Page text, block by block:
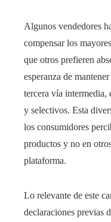
Algunos vendedores
compensar los
que otros prefieren
esperanza de
tercera vía intermedia,
y selectivos. Esta
los consumidores
productos y no en
plataforma.
Lo relevante de este
declaraciones previas